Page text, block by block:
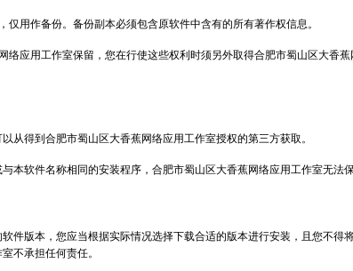
用作备份。备份副本必须包含原软件中含有的所有著作权信息。
应用工作室保留，您在行使这些权利时须另外取得合肥市蜀山区大香
从得到合肥市蜀山区大香蕉网络应用工作室授权的第三方获取。
本软件名称相同的安装程序，合肥市蜀山区大香蕉网络应用工作室无法
件版本，您应当根据实际情况选择下载合适的版本进行安装，且您不
不承担任何责任。